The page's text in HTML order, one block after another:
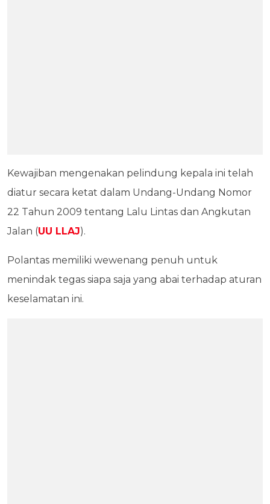
Kewajiban mengenakan pelindung kepala ini telah
diatur secara ketat dalam Undang-Undang Nomor
22 Tahun 2009 tentang Lalu Lintas dan Angkutan
Jalan (UU LLAJ).
Polantas memiliki wewenang penuh untuk
menindak tegas siapa saja yang abai terhadap aturan
keselamatan ini.